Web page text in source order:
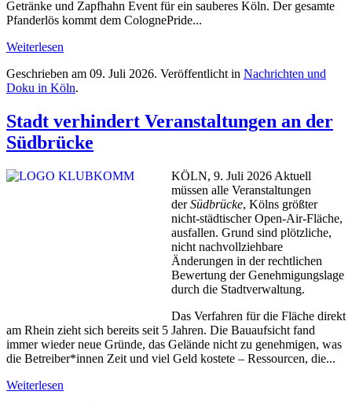
Getränke und Zapfhahn Event für ein sauberes Köln. Der gesamte
Pfanderlös kommt dem ColognePride...
Weiterlesen
Geschrieben am 09. Juli 2026. Veröffentlicht in Nachrichten und
Doku in Köln.
Stadt verhindert Veranstaltungen an der
Südbrücke
KÖLN, 9. Juli 2026 Aktuell
müssen alle Veranstaltungen
derSüdbrücke, Kölns größter
nicht-städtischer Open-Air-Fläche,
ausfallen. Grund sind plötzliche,
nicht nachvollziehbare
Änderungen in der rechtlichen
Bewertung der Genehmigungslage
durch die Stadtverwaltung.
Das Verfahren für die Fläche direkt
am Rhein zieht sich bereits seit 5 Jahren. Die Bauaufsicht fand
immer wieder neue Gründe, das Gelände nicht zu genehmigen, was
die Betreiber*innen Zeit und viel Geld kostete – Ressourcen, die...
Weiterlesen